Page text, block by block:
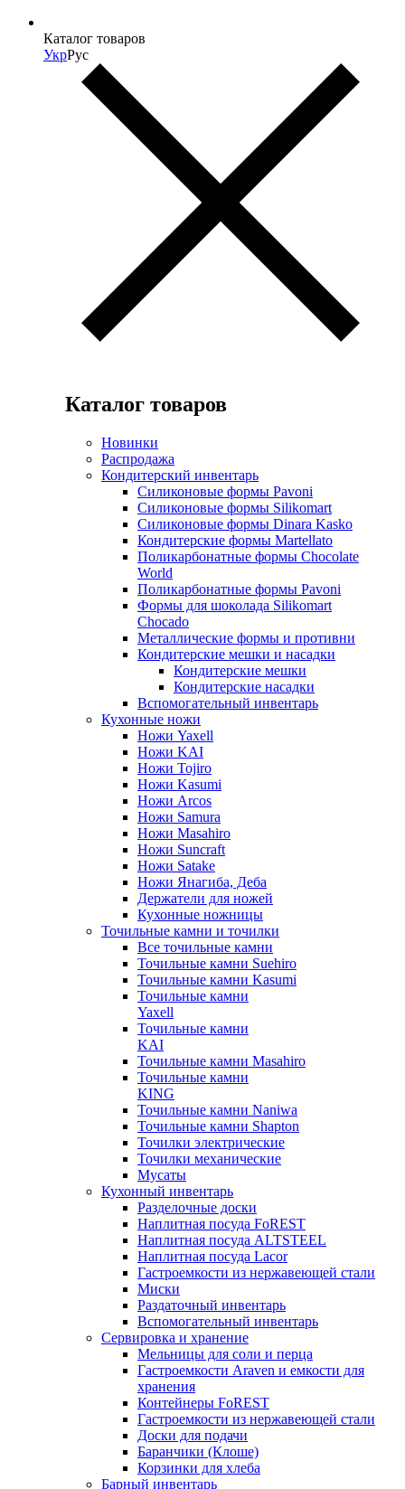
Каталог товаров
УкрРус
Каталог товаров
Новинки
Распродажа
Кондитерский инвентарь
Силиконовые формы Pavoni
Силиконовые формы Silikomart
Силиконовые формы Dinara Kasko
Кондитерские формы Martellato
Поликарбонатные формы Chocolate
World
Поликарбонатные формы Pavoni
Формы для шоколада Silikomart
Chocado
Металлические формы и противни
Кондитерские мешки и насадки
Кондитерские мешки
Кондитерские насадки
Вспомогательный инвентарь
Кухонные ножи
Ножи Yaxell
Ножи KAI
Ножи Tojiro
Ножи Kasumi
Ножи Arcos
Ножи Samura
Ножи Masahiro
Ножи Suncraft
Ножи Satake
Ножи Янагиба, Деба
Держатели для ножей
Кухонные ножницы
Точильные камни и точилки
Все точильные камни
Точильные камни Suehiro
Точильные камни Kasumi
Точильные камни
Yaxell
Точильные камни
KAI
Точильные камни Masahiro
Точильные камни
KING
Точильные камни Naniwa
Точильные камни Shapton
Точилки электрические
Точилки механические
Мусаты
Кухонный инвентарь
Разделочные доски
Наплитная посуда FoREST
Наплитная посуда ALTSTEEL
Наплитная посуда Lacor
Гастроемкости из нержавеющей стали
Миски
Раздаточный инвентарь
Вспомогательный инвентарь
Сервировка и хранение
Мельницы для соли и перца
Гастроемкости Araven и емкости для
хранения
Контейнеры FoREST
Гастроемкости из нержавеющей стали
Доски для подачи
Баранчики (Клоше)
Корзинки для хлеба
Барный инвентарь